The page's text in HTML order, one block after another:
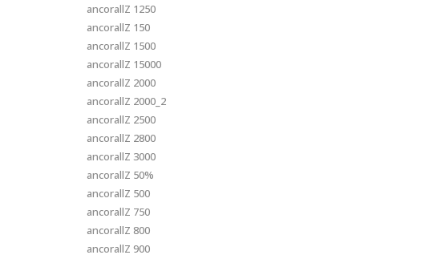
ancorallZ 1250
ancorallZ 150
ancorallZ 1500
ancorallZ 15000
ancorallZ 2000
ancorallZ 2000_2
ancorallZ 2500
ancorallZ 2800
ancorallZ 3000
ancorallZ 50%
ancorallZ 500
ancorallZ 750
ancorallZ 800
ancorallZ 900